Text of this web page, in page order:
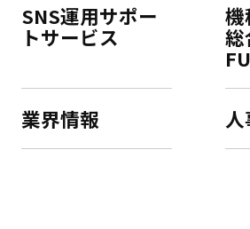
SNS運用サポー
トサービス
機
総
業界情報